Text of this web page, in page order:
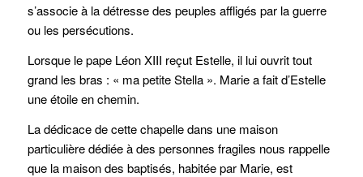
s’associe à la détresse des peuples affligés par la guerre
ou les persécutions.
Lorsque le pape Léon XIII reçut Estelle, il lui ouvrit tout
grand les bras : « ma petite Stella ». Marie a fait d’Estelle
une étoile en chemin.
La dédicace de cette chapelle dans une maison
particulière dédiée à des personnes fragiles nous rappelle
que la maison des baptisés, habitée par Marie, est